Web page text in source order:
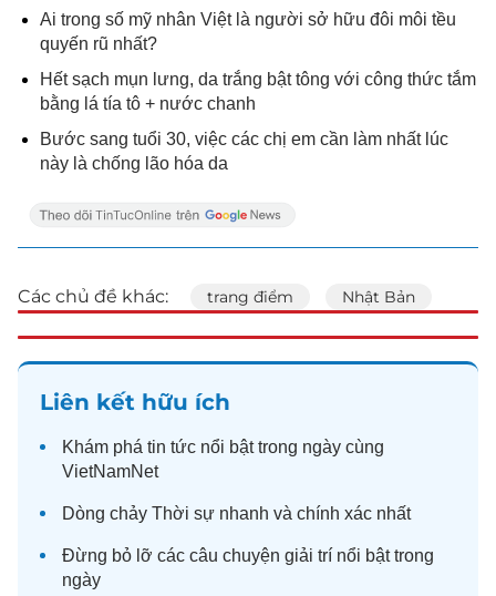
Ai trong số mỹ nhân Việt là người sở hữu đôi môi tều
quyến rũ nhất?
Hết sạch mụn lưng, da trắng bật tông với công thức tắm
bằng lá tía tô + nước chanh
Bước sang tuổi 30, việc các chị em cần làm nhất lúc
này là chống lão hóa da
Các chủ đề khác: trang điểm Nhật Bản
Liên kết hữu ích
Khám phá tin tức nổi bật trong ngày cùng
VietNamNet
Dòng chảy Thời sự nhanh và chính xác nhất
Đừng bỏ lỡ các câu chuyện giải trí nổi bật trong
ngày